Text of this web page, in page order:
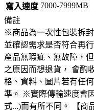
寫入速度 7000-7999MB
備註
※商品為一次性包裝拆
並確認需求是否符合再
產品無瑕疵、無故障，
之原因而想退貨， 會酌
格、資料、圖片若有任
準。 ※實際傳輸速度會
式...)而有所不同。 【商